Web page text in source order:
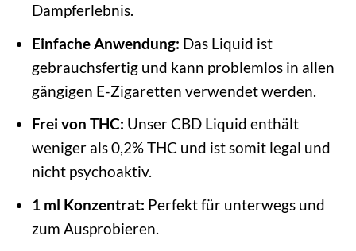
Dampferlebnis.
Einfache Anwendung: Das Liquid ist
gebrauchsfertig und kann problemlos in allen
gängigen E-Zigaretten verwendet werden.
Frei von THC: Unser CBD Liquid enthält
weniger als 0,2% THC und ist somit legal und
nicht psychoaktiv.
1 ml Konzentrat: Perfekt für unterwegs und
zum Ausprobieren.